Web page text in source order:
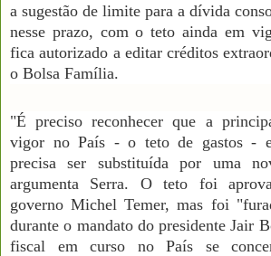
a sugestão de limite para a dívida
nesse prazo, com o teto ainda em
fica autorizado a editar créditos
o Bolsa Família.
"É preciso reconhecer que a
vigor no País - o teto de gastos -
precisa ser substituída por uma
argumenta Serra. O teto foi
governo Michel Temer, mas foi
durante o mandato do presidente Jair
fiscal em curso no País se